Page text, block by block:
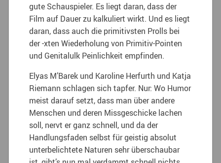
gute Schauspieler. Es liegt daran, dass der
Film auf Dauer zu kalkuliert wirkt. Und es liegt
daran, dass auch die primitivsten Prolls bei
der -xten Wiederholung von Primitiv-Pointen
und Genitalulk Peinlichkeit empfinden.
Elyas M’Barek und Karoline Herfurth und Katja
Riemann schlagen sich tapfer. Nur: Wo Humor
meist darauf setzt, dass man über andere
Menschen und deren Missgeschicke lachen
soll, nervt er ganz schnell, und da der
Handlungsfaden selbst für geistig absolut
unterbelichtete Naturen sehr überschaubar